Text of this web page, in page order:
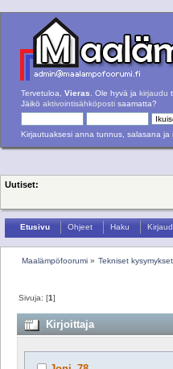
Tervetuloa, Vieras . Ole hyvä ja kirjaudu
Jäikö aktivointisähköposti saamatta?
Kirjautuaksesi anna tunnus, salasana ja
Uutiset:
Etusivu Ohjeet Haku
Maalämpöfoorumi» Tekniset kysymykset
Sivuja: [1]
Kirjoittaja